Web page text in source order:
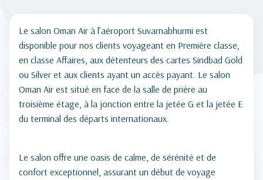
Le salon Oman Air à l’aéroport Suvarnabhurmi est
disponible pour nos clients voyageant en Première classe,
en classe Affaires, aux détenteurs des cartes Sindbad Gold
ou Silver et aux clients ayant un accès payant. Le salon
Oman Air est situé en face de la salle de prière au
troisième étage, à la jonction entre la jetée G et la jetée E
du terminal des départs internationaux.
Le salon offre une oasis de calme, de sérénité et de
confort exceptionnel, assurant un début de voyage